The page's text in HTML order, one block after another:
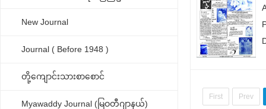
New Journal
Journal ( Before 1948 )
တို့ကျောင်းသားစာစောင်
Myawaddy Journal (မြဝတီဂျာနယ်)
First Prev